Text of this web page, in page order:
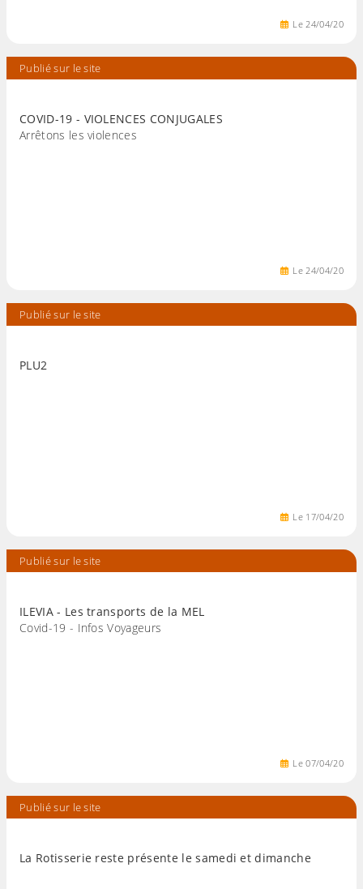
Le24/04/20
Publié sur le site
COVID-19 - VIOLENCES CONJUGALES
Arrêtons les violences
Le24/04/20
Publié sur le site
PLU2
Le 17/04/20
Publié sur le site
ILEVIA - Les transports de la MEL
Covid-19 - Infos Voyageurs
Le07/04/20
Publié sur le site
La Rotisserie reste présente le samedi et dimanche